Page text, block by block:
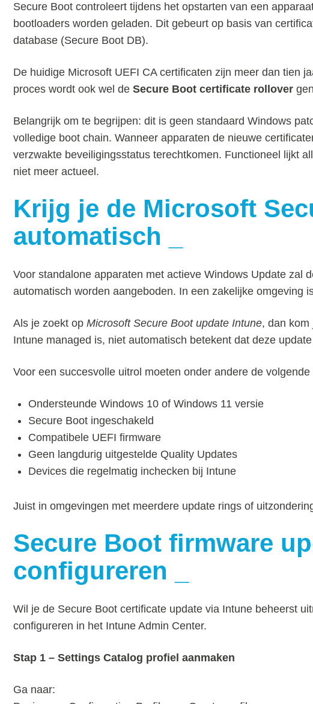
Secure Boot controleert tijdens het opstarten van een
bootloaders worden geladen. Dit gebeurt op basis van
database (Secure Boot DB).
De huidige Microsoft UEFI CA certificaten zijn meer dan tien
proces wordt ook wel de Secure Boot certificate rollover
Belangrijk om te begrijpen: dit is geen standaard Windows
volledige boot chain. Wanneer apparaten de nieuwe
verzwakte beveiligingsstatus terechtkomen. Functioneel lijkt
niet meer actueel.
Krijg je de Microsoft
automatisch
Voor standalone apparaten met actieve Windows Update zal
automatisch worden aangeboden. In een zakelijke omgeving
Als je zoekt op Microsoft Secure Boot update Intune, dan kom
Intune managed is, niet automatisch betekent dat deze
Voor een succesvolle uitrol moeten onder andere de
Ondersteunde Windows 10 of Windows 11 versie
Secure Boot ingeschakeld
Compatibele UEFI firmware
Geen langdurig uitgestelde Quality Updates
Devices die regelmatig inchecken bij Intune
Juist in omgevingen met meerdere update rings of
Secure Boot firmware
configureren
Wil je de Secure Boot certificate update via Intune beheerst
configureren in het Intune Admin Center.
Stap 1 – Settings Catalog profiel aanmaken
Ga naar: